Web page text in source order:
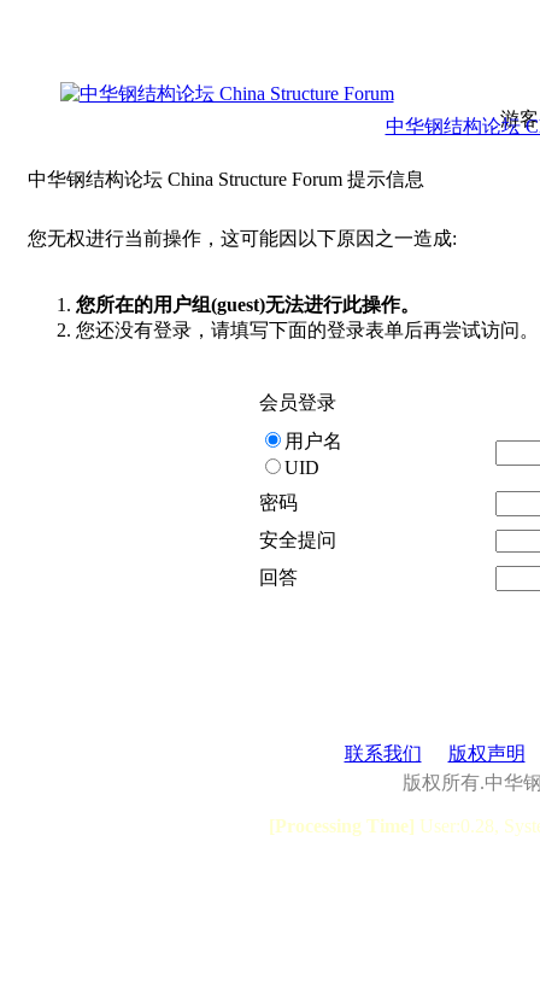
游
中华钢结构论坛
中华钢结构论坛 China Structure Forum 提示信息
您无权进行当前操作，这可能因以下原因之一造成:
您所在的用户组(guest)无法进行此操作。
您还没有登录，请填写下面的登录表单后再尝试访问。
会员登录
用户名
UID
密码
安全提问
回答
联系我们
版权声明
版权所有.中华
[Processing Time] User:0.28,